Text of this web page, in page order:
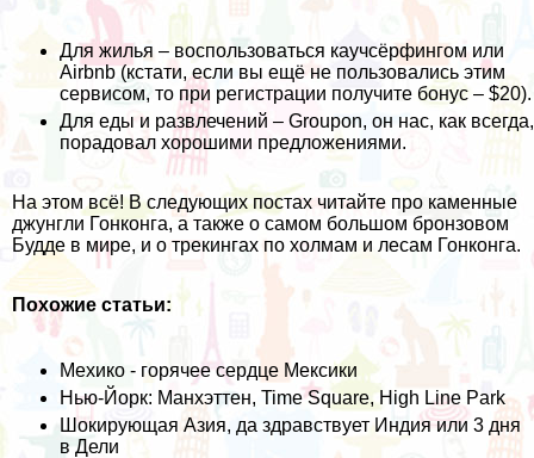
Для жилья – воспользоваться каучсёрфингом или
Airbnb(кстати, если вы ещё не пользовались этим
сервисом, то при регистрации получите бонус – $20).
Для еды и развлечений – Groupon, он нас, как всегда,
порадовал хорошими предложениями.
На этом всё! В следующих постах читайте про каменные
джунгли Гонконга, а также о самом большом бронзовом
Будде в мире, и о трекингах по холмам и лесам Гонконга.
Похожие статьи:
Мехико - горячее сердце Мексики
Нью-Йорк: Манхэттен, Time Square, High Line Park
Шокирующая Азия, да здравствует Индия или 3 дня
в Дели